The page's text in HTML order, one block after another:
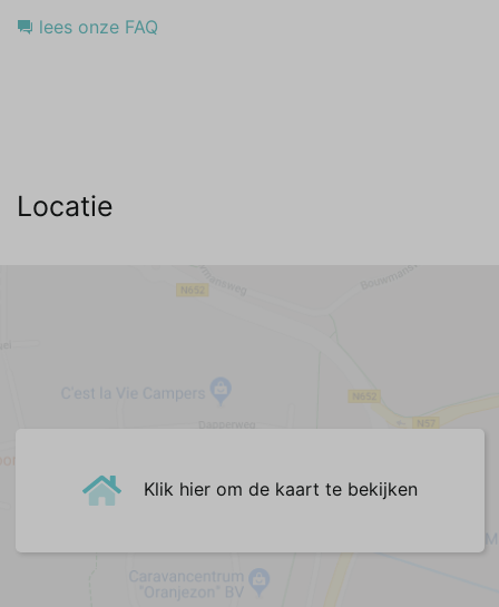
lees onze FAQ
Locatie
Klik hier om de kaart te bekijken